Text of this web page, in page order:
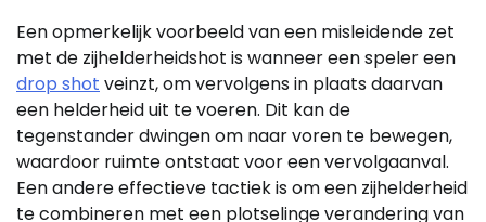
Een opmerkelijk voorbeeld van een misleidende zet
met de zijhelderheidshot is wanneer een speler een
drop shot veinzt, om vervolgens in plaats daarvan
een helderheid uit te voeren. Dit kan de
tegenstander dwingen om naar voren te bewegen,
waardoor ruimte ontstaat voor een vervolgaanval.
Een andere effectieve tactiek is om een zijhelderheid
te combineren met een plotselinge verandering van